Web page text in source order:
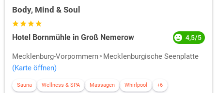
Body, Mind & Soul
Hotel Bornmühle in Groß Nemerow 4,5/5
Mecklenburg-Vorpommern
Mecklenburgische Seenplatte
(Karte öffnen)
Sauna Wellness & SPA Massagen Whirlpool +6